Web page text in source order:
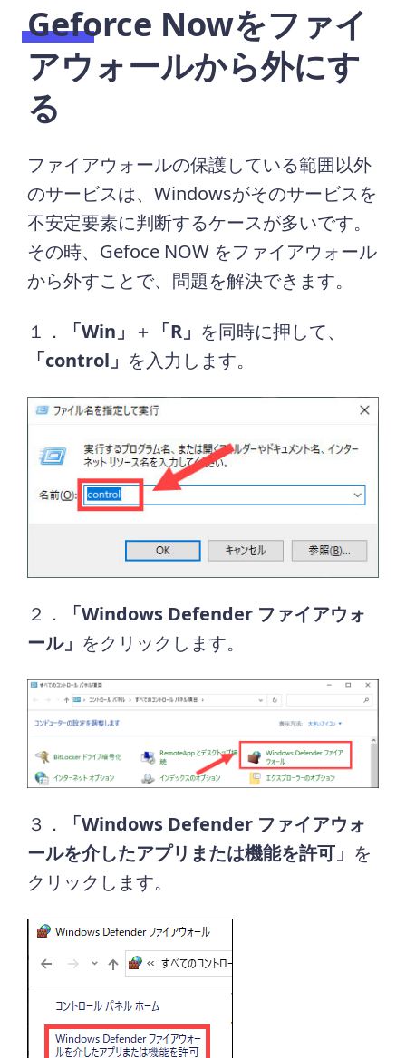
Geforce Nowをファイ
アウォールから外にす
る
ファイアウォールの保護している範囲以外
のサービスは、Windowsがそのサービスを
不安定要素に判断するケースが多いです。
その時、Gefoce NOW をファイアウォール
から外すことで、問題を解決できます。
１． 「Win」 ＋ 「R」 を同時に押して、
「control」 を入力します。
２．
「Windows Defender ファイアウォ
ール」 をクリックします。
３．
「Windows Defender ファイアウォ
ールを介したアプリまたは機能を許可」 を
クリックします。